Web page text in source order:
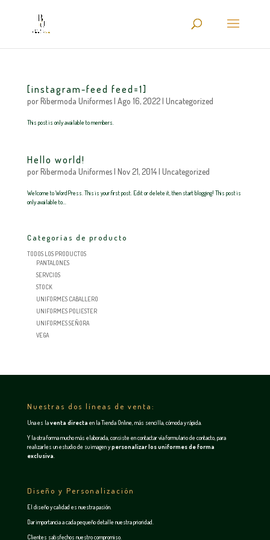
[instagram-feed feed=1]
porRibermoda Uniformes| Ago 16, 2022| Uncategorized
This post is only available to members.
Hello world!
porRibermoda Uniformes| Nov 21, 2014| Uncategorized
Welcome to WordPress. This is your first post. Edit or delete it, then start blogging! This post is
only available to...
Categorías de producto
TODOS LOS PRODUCTOS
PANTALONES
SERVCIOS
STOCK
UNIFORMES CABALLERO
UNIFORMES POLIESTER
UNIFORMES SEÑORA
VEGA
Nuestras dos líneas de venta:
Una es laventa directa en laTienda Online , más sencilla, cómoda y rápida.
Y la otra forma mucho más elaborada, consiste en contactar víaformulario de contacto, para
realizarles un estudio de su imagen ypersonalizar los uniformes de forma
exclusiva
Diseño y Personalización
El diseño y calidad es nuestra pasión.
Dar importancia a cada pequeño detalle nuestra prioridad.
Clientes satisfechos nuestro compromiso.